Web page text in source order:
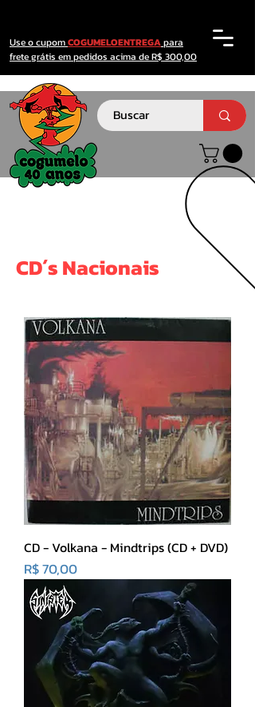
Use o cupomCOGUMELOENTREGApara
frete grátis em pedidos acima de R$ 300,00
CD´s Nacionais
CD - Volkana - Mindtrips (CD + DVD)
Preço
R$ 70,00